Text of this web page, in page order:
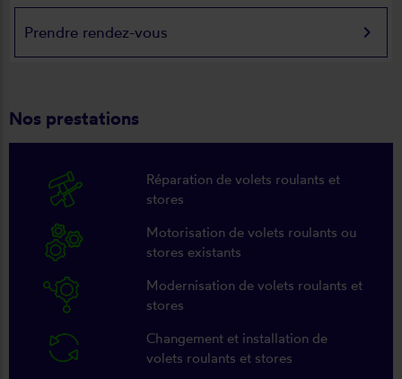
Prendre rendez-vous keyboard_arrow_right
Nos prestations
Réparation de volets roulants et
stores
Motorisation de volets roulants ou
stores existants
Modernisation de volets roulants et
stores
Changement et installation de
volets roulants et stores